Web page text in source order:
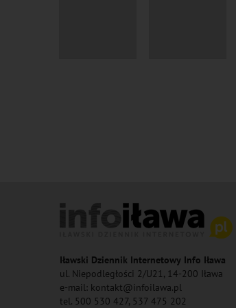
Iławski Dziennik Internetowy Info Iława
ul. Niepodległości 2/U21, 14-200 Iława
e-mail: kontakt@infoilawa.pl
tel. 500 530 427, 537 475 202